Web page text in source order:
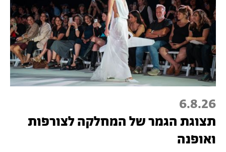
6.8.26
תצוגת הגמר של המחלקה לצורפות
ואופנה